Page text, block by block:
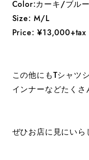
Color:カーキ/ブルー
Size: M/L
Price: ¥13,000+tax
この他にもTシャツ
インナーなどたくさ
ぜひお店に見にいら